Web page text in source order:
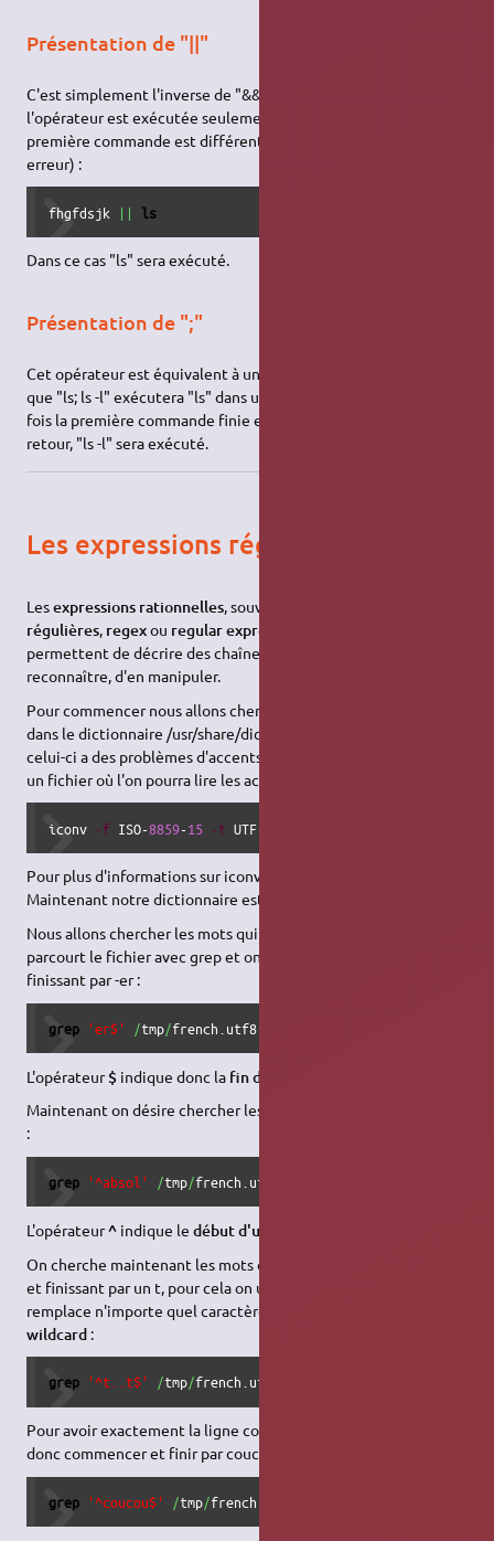
Présentation de "||"
C'est simplement l'inverse de "&&". La commande à droite de
l'opérateur est exécutée seulement si le code de retour de la
première commande est différent de 0 (donc s'il y a eu une
erreur) :
fhgfdsjk || ls
Dans ce cas "ls" sera exécuté.
Présentation de ";"
Cet opérateur est équivalent à un retour à la ligne, c'est à dire
que "ls; ls -l" exécutera "ls" dans un premier temps puis, une
fois la première commande finie et quel que soit son code de
retour, "ls -l" sera exécuté.
Les expressions régulières
Lesexpressions rationnelles, souvent appelées
régulières, regexou regular expressions
permettent de décrire des chaînes de caractères, d'en
reconnaître, d'en manipuler.
Pour commencer nous allons chercher grâce à elles des mots
dans le dictionnaire /usr/share/dict/french, malheureusement
celui-ci a des problèmes d'accents, on va donc le convertir en
un fichier où l'on pourra lire les accents :
iconv -f ISO-8859-15 -t UTF-
Pour plus d'informations sur iconv, voir la page du manuel.
Maintenant notre dictionnaire est /tmp/french.utf8 .
Nous allons chercher les mots qui finissent par -er, pour cela on
parcourt le fichier avec grep et on ne sort que les lignes
finissant par -er :
grep 'er$' /tmp/french.utf8
L'opérateur$ indique donc la fin de ligne
Maintenant on désire chercher les mots commençant par absol-
:
grep '^absol' /tmp/french.utf8
L'opérateur^ indique ledébut d'une ligne
On cherche maintenant les mots de 4 caractères commençant
et finissant par un t, pour cela on utilise l'opérateur "
remplace n'importe quel caractère, il est parfois appelé
wildcard :
grep '^t..t$' /tmp/french.utf8
Pour avoir exactement la ligne contenant "coucou", qui doit
donc commencer et finir par coucou :
grep '^coucou$' /tmp/french.utf8